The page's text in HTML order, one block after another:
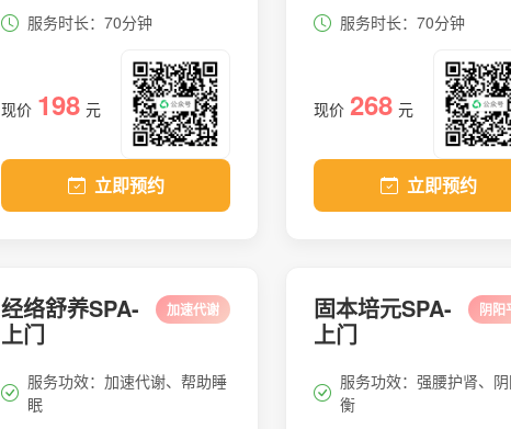
服务时长：70分钟
现价 198 元
立即预约
服务时长：70分钟
现价 268 元
立即预约
经络舒养SPA-
上门
加速代谢
服务功效：加速代谢、帮助睡
眠
固本培元SPA-
上门
阴阳
服务功效：强腰护肾、
衡